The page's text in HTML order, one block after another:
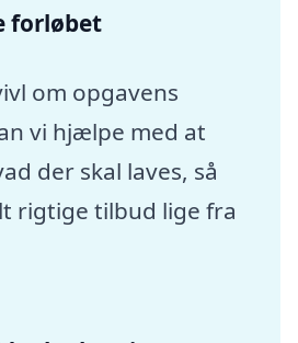
forløbet
om opgavens
vi hjælpe med at
der skal laves, så
rigtige tilbud lige fra